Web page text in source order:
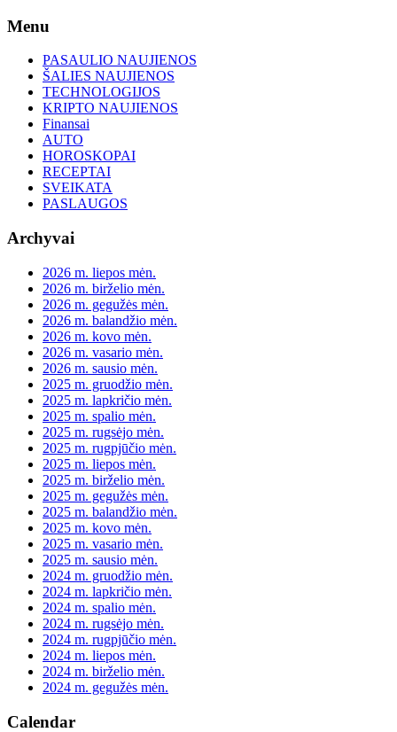
Skip
content
Menu
PASAULIO NAUJIENOS
ŠALIES NAUJIENOS
TECHNOLOGIJOS
KRIPTO NAUJIENOS
Finansai
AUTO
HOROSKOPAI
RECEPTAI
SVEIKATA
PASLAUGOS
Archyvai
2026 m. liepos mėn.
2026 m. birželio mėn.
2026 m. gegužės mėn.
2026 m. balandžio mėn.
2026 m. kovo mėn.
2026 m. vasario mėn.
2026 m. sausio mėn.
2025 m. gruodžio mėn.
2025 m. lapkričio mėn.
2025 m. spalio mėn.
2025 m. rugsėjo mėn.
2025 m. rugpjūčio mėn.
2025 m. liepos mėn.
2025 m. birželio mėn.
2025 m. gegužės mėn.
2025 m. balandžio mėn.
2025 m. kovo mėn.
2025 m. vasario mėn.
2025 m. sausio mėn.
2024 m. gruodžio mėn.
2024 m. lapkričio mėn.
2024 m. spalio mėn.
2024 m. rugsėjo mėn.
2024 m. rugpjūčio mėn.
2024 m. liepos mėn.
2024 m. birželio mėn.
2024 m. gegužės mėn.
Calendar